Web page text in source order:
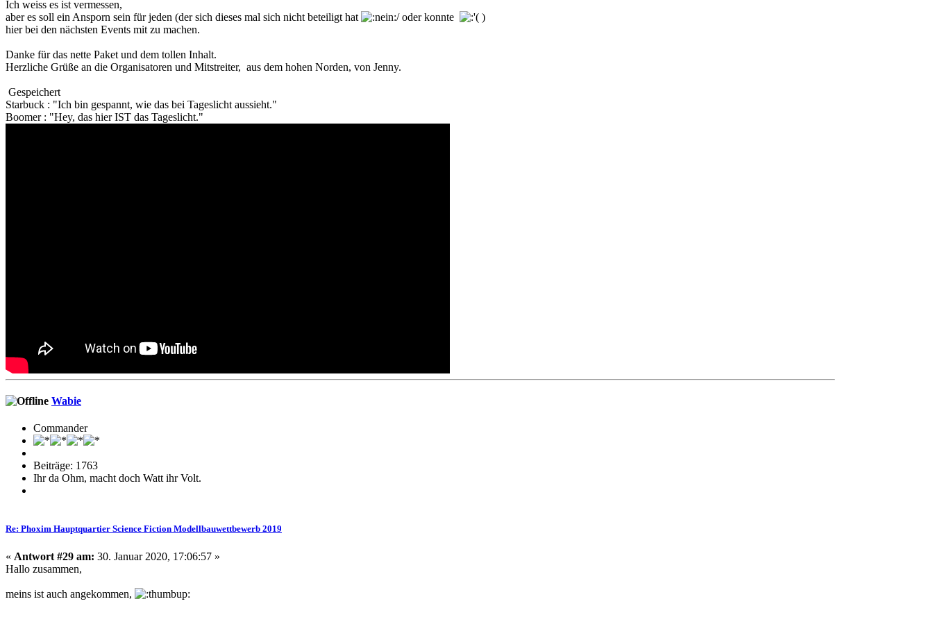
Ich weiss es ist vermessen,
aber es soll ein Ansporn sein für jeden (der sich dieses mal sich nicht beteiligt hat
/ oder konnte
)
hier bei den nächsten Events mit zu machen.
Danke für das nette Paket und dem tollen Inhalt.
Herzliche Grüße an die Organisatoren und Mitstreiter, aus dem hohen Norden, von Jenny.
Gespeichert
Starbuck : "Ich bin gespannt, wie das bei Tageslicht aussieht."
Boomer : "Hey, das hier IST das Tageslicht."
Wabie
Commander
Beiträge: 1763
Ihr da Ohm, macht doch Watt ihr Volt.
Re: Phoxim Hauptquartier Science Fiction Modellbauwettbewerb 2019
« Antwort #29 am: 30. Januar 2020, 17:06:57 »
Hallo zusammen,
meins ist auch angekommen,